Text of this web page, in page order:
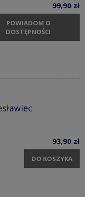
99,90 zł
POWIADOM O
DOSTĘPNOŚCI
93,90 zł
DO KOSZYKA